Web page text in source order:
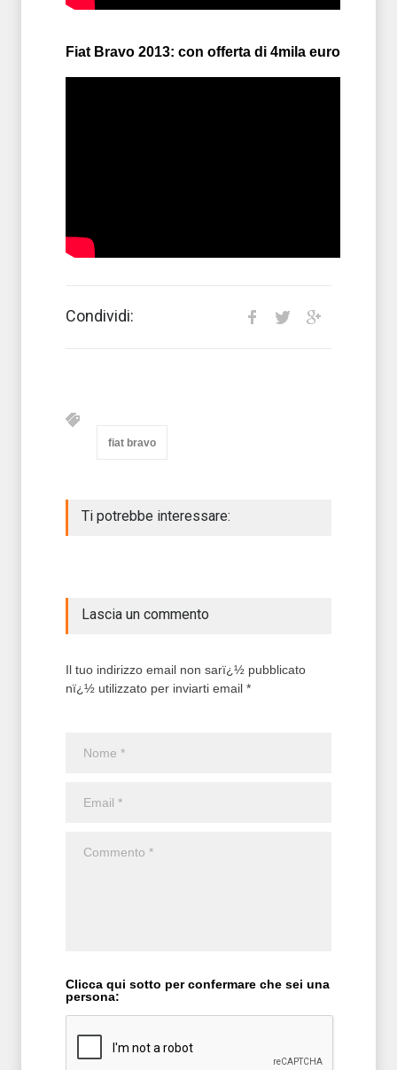
Fiat Bravo 2013: con offerta di 4mila euro
Condividi:
fiat bravo
Ti potrebbe interessare:
Lascia un commento
Il tuo indirizzo email non sarï¿½ pubblicato
nï¿½ utilizzato per inviarti email *
Clicca qui sotto per confermare che sei una
persona: